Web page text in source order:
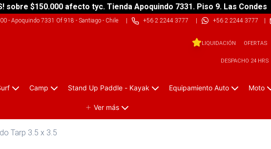
sobre $150.000 afecto tyc. Tienda Apoquindo 7331. Piso 9. Las Condes
- Apoquindo 7331 Of 918 - Santiago - Chile| +56 2 2244 3777 | +56 2 2244 3777 |
LIQUIDACIÓN OFERTAS
DESPACHO 24 HRS
Camp Stand Up Paddle - Kayak Equipamiento Auto Moto
Ver más
Tarp 3.5 x 3.5